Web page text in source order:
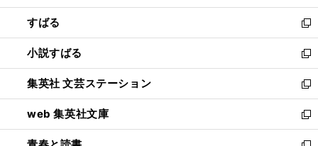
開
く
ウ
で
開
く
ン
ド
ウ
で
開
く
すばる
新
し
い
ウ
ィ
ン
ド
ウ
小説すばる
新
し
い
ウ
ィ
ン
集英社 文芸ステーション
新
し
い
ウ
web 集英社文庫
新
し